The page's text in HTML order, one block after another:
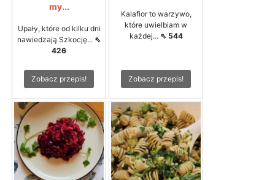
my...
Upały, które od kilku dni
nawiedzają Szkocję... ⇖
426
Zobacz przepis!
Kalafior to warzywo,
które uwielbiam w
każdej... ⇖ 544
Zobacz przepis!